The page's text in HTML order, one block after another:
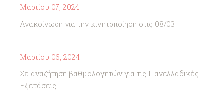
Μαρτίου 07, 2024
Ανακοίνωση για την κινητοποίηση στις 08/03
Μαρτίου 06, 2024
Σε αναζήτηση βαθμολογητών για τις Πανελλαδικές
Εξετάσεις